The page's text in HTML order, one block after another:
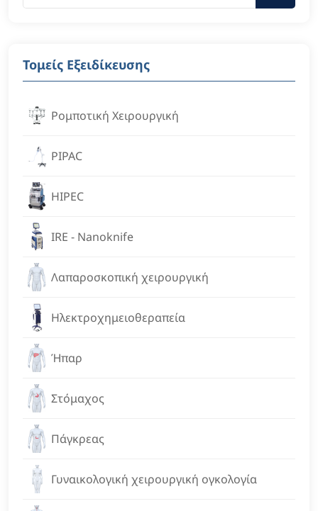
Τομείς Εξειδίκευσης
Ρομποτική Χειρουργική
PIPAC
HIPEC
IRE - Nanoknife
Λαπαροσκοπική χειρουργική
Ηλεκτροχημειοθεραπεία
Ήπαρ
Στόμαχος
Πάγκρεας
Γυναικολογική χειρουργική ογκολογία